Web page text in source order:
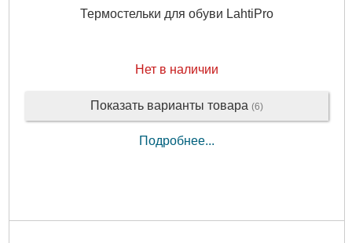
Термостельки для обуви LahtiPro
Нет в наличии
Показать варианты товара (6)
Подробнее...